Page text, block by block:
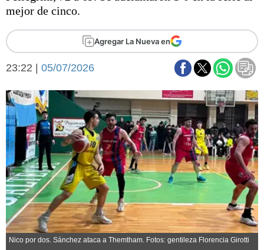
Aplausos
Cines
Economía y campo
Economía y finanzas
Con el campo
Espacio empresas
Sociedad y tiempo
libre
Sociedad
Tecnología
Turismo
Salud
Es viral
El tiempo
Fúnebres
Clasificados
mejor de cinco.
Agregar La Nueva en
23:22 | 05/07/2026
Nico por dos. Sánchez ataca a Themtham. Fotos: gentileza Florencia Girotti